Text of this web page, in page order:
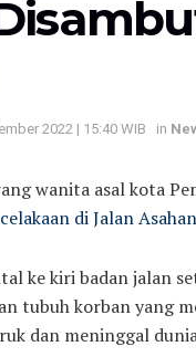
2022 | 15:40 WIB in
wanita asal kota
di Jalan Asahan
ke kiri badan jalan
tubuh korban yang
dan meninggal